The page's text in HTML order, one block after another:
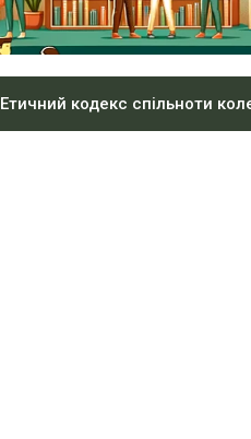
Етичний кодекс спільноти